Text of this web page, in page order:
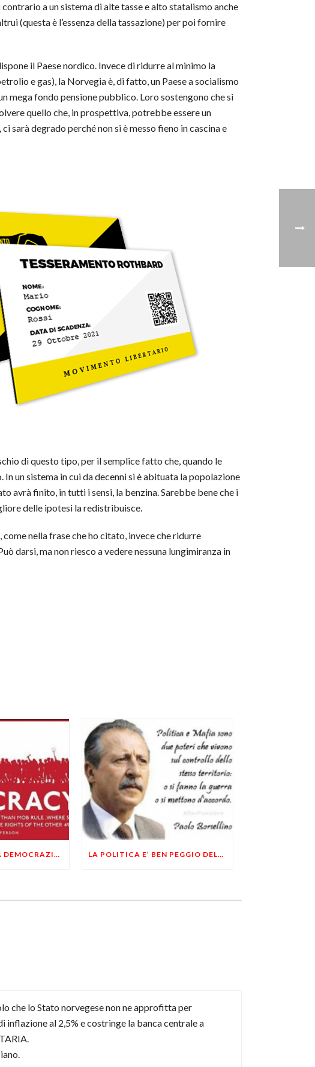
a un sistema di alte tasse e alto statalismo anche
(questa è l’essenza della tassazione) per poi fornire
il Paese nordico. Invece di ridurre al minimo la
e gas), la Norvegia è, di fatto, un Paese a socialismo
mega fondo pensione pubblico. Loro sostengono che si
quello che, in prospettiva, potrebbe essere un
degrado perché non si è messo fieno in cascina e
di questo tipo, per il semplice fatto che, quando le
un sistema in cui da decenni si è abituata la popolazione
avrà finito, in tutti i sensi, la benzina. Sarebbe bene che i
delle ipotesi la redistribuisce.
nella frase che ho citato, invece che ridurre
darsi, ma non riesco a vedere nessuna lungimiranza in
ECCO SPIEGATE LA DEMOCRAZIA E LO STATO SOCIALE LA POLITICA E’ BEN PEGGIO DELLA MAFIA. I LIBERTARI LO SAPEVAMO GIA’
che lo Stato norvegese non ne approfitta per
inflazione al 2,5% e costringe la banca centrale a